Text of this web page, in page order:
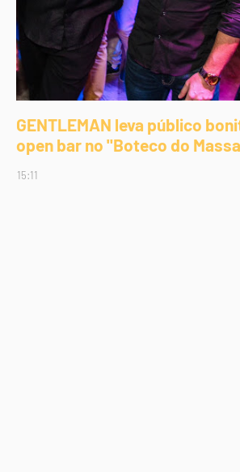
GENTLEMAN leva público
open bar no "Boteco do
15:11